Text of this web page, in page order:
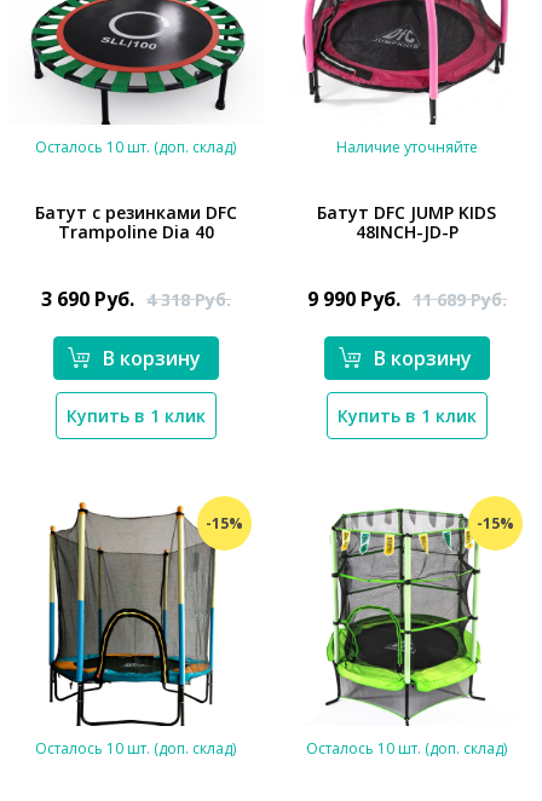
Осталось 10 шт. (доп. склад)
Батут с резинками DFC
Trampoline Dia 40
3 690 Руб. 4 318Руб.
В корзину
Купить в 1 клик
Наличие уточняйте
Батут DFC JUMP KIDS
48INCH-JD-P
9 990 Руб. 11 689Руб.
В корзину
Купить в 1 клик
-15%
Осталось 10 шт. (доп. склад)
-15%
Осталось 10 шт. (доп. склад)